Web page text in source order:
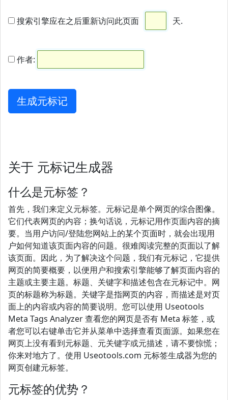
搜索引擎应在之后重新访问此页面 天.
作者:
关于 元标记生成器
什么是元标签？
首先，我们来定义元标签。元标记是单个网页的综合图像。
它们代表网页的内容；换句话说，元标记用作页面内容的摘
要。当用户访问/登陆您网站上的某个页面时，就会出现用
户如何知道该页面内容的问题。很难阅读完整的页面以了解
该页面。因此，为了解决这个问题，我们有元标记，它提供
网页的简要概要，以便用户和搜索引擎能够了解页面内容的
主题或主要主题。标题、关键字和描述包含在元标记中。网
页的标题称为标题。关键字是指网页的内容，而描述是对页
面上的内容或内容的简要说明。您可以使用 Useotools
Meta Tags Analyzer 查看您的网页是否有 Meta 标签，或
者您可以右键单击它并从菜单中选择查看页面源。如果您在
网页上没有看到元标题、元关键字或元描述，请不要惊慌；
你来对地方了。使用 Useotools.com 元标签生成器为您的
网页创建元标签。
元标签的优势？